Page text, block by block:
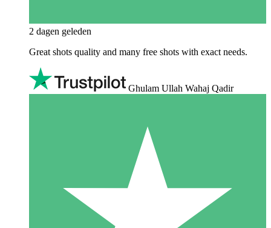
2 dagen geleden
Great shots quality and many free shots with exact needs.
Ghulam Ullah Wahaj Qadir